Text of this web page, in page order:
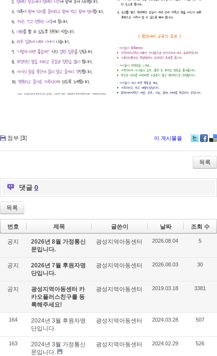
첨부 [3] 이 게시물을
itte ce
bo
ok
lici
ou
s
목록
댓글 0
목록
번호 제목 글쓴이 날짜 조회 수
공지
2026년 8월 가정통신
문입니다.
광성지역아동센터 2026.08.04 5
공지
2026년 7월 후원자명
단입니다.
광성지역아동센터 2026.08.03 30
공지
광성지역아동센터 카
카오플러스친구를 등
록해주세요!
광성지역아동센터 2019.03.18 3381
164
2024년 3월 후원자명
단입니다.
광성지역아동센터 2024.03.28 507
163
2024년 3월 가정통신
문입니다.
광성지역아동센터 2024.02.29 526